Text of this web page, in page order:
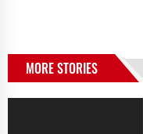
MORE STORIES